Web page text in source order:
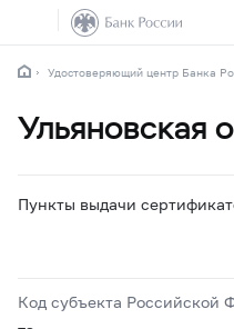
Удостоверяющий центр Банка
Ульяновская
Пункты выдачи
Код субъекта Российской